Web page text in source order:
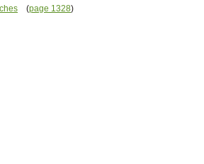
(page 1328)